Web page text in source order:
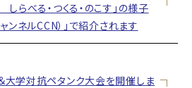
らべる・つくる・のこす」の様子
ンネルCCN）」で紹介されます
大学対抗ペタンク大会を開催しま